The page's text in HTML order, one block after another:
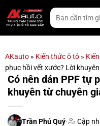
qua
nội
Tìm
kiếm:
AKauto » Kiến thức ô tô »
phục hồi vết xước? Lời
Có nên dán PPF tự
khuyên từ chuyên
Trần Phú Quý· Cập